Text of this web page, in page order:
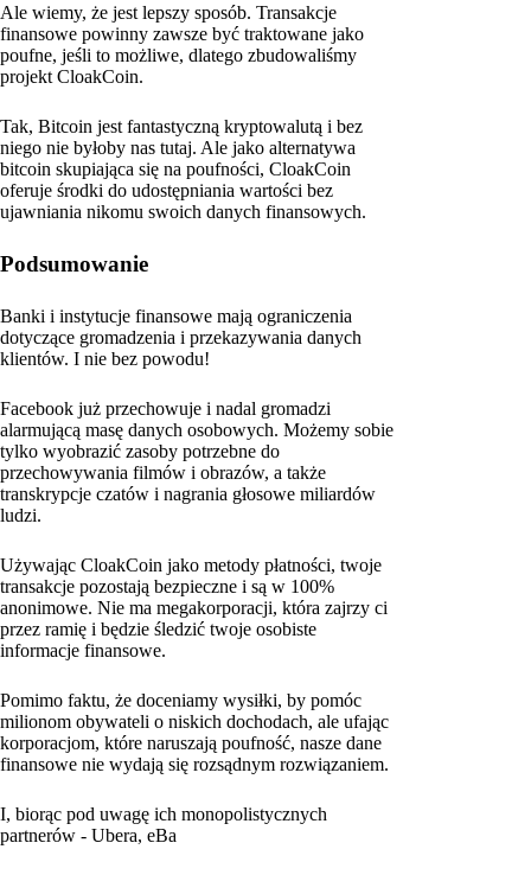
Ale wiemy, że jest lepszy sposób. Transakcje
finansowe powinny zawsze być traktowane jako
poufne, jeśli to możliwe, dlatego zbudowaliśmy
projekt CloakCoin.
Tak, Bitcoin jest fantastyczną kryptowalutą i bez
niego nie byłoby nas tutaj. Ale jako alternatywa
bitcoin skupiająca się na poufności, CloakCoin
oferuje środki do udostępniania wartości bez
ujawniania nikomu swoich danych finansowych.
Podsumowanie
Banki i instytucje finansowe mają ograniczenia
dotyczące gromadzenia i przekazywania danych
klientów. I nie bez powodu!
Facebook już przechowuje i nadal gromadzi
alarmującą masę danych osobowych. Możemy sobie
tylko wyobrazić zasoby potrzebne do
przechowywania filmów i obrazów, a także
transkrypcje czatów i nagrania głosowe miliardów
ludzi.
Używając CloakCoin jako metody płatności, twoje
transakcje pozostają bezpieczne i są w 100%
anonimowe. Nie ma megakorporacji, która zajrzy ci
przez ramię i będzie śledzić twoje osobiste
informacje finansowe.
Pomimo faktu, że doceniamy wysiłki, by pomóc
milionom obywateli o niskich dochodach, ale ufając
korporacjom, które naruszają poufność, nasze dane
finansowe nie wydają się rozsądnym rozwiązaniem.
I, biorąc pod uwagę ich monopolistycznych
partnerów - Ubera, eBa